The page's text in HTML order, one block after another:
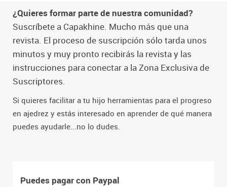
¿Quieres formar parte de nuestra comunidad?
Suscríbete a Capakhine. Mucho más que una
revista. El proceso de suscripción sólo tarda unos
minutos y muy pronto recibirás la revista y las
instrucciones para conectar a la Zona Exclusiva de
Suscriptores.
Si quieres facilitar a tu hijo herramientas para el progreso
en ajedrez y estás interesado en aprender de qué manera
puedes ayudarle...no lo dudes.
Puedes pagar con Paypal